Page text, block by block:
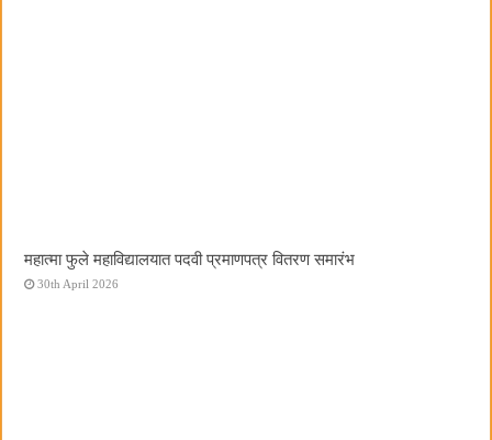
महात्मा फुले महाविद्यालयात पदवी प्रमाणपत्र वितरण समारंभ
30th April 2026